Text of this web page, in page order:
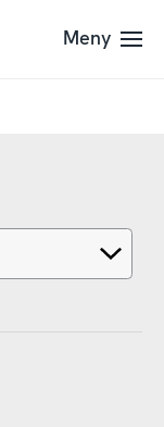
Meny